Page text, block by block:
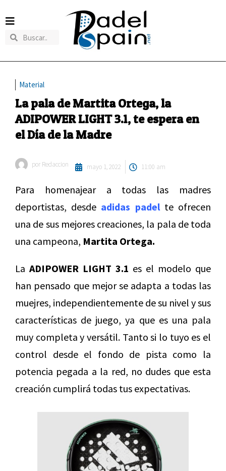
Material
La pala de Martita Ortega, la
ADIPOWER LIGHT 3.1, te espera en
el Día de la Madre
por Redaccion mayo 1, 2022 11:00 am
Para homenajear a todas las madres
deportistas, desde adidas padel te ofrecen
una de sus mejores creaciones, la pala de toda
una campeona, Martita Ortega.
La ADIPOWER LIGHT 3.1 es el modelo que
han pensado que mejor se adapta a todas las
muejres, independientemente de su nivel y sus
características de juego, ya que es una pala
muy completa y versátil. Tanto si lo tuyo es el
control desde el fondo de pista como la
potencia pegada a la red, no dudes que esta
creación cumplirá todas tus expectativas.